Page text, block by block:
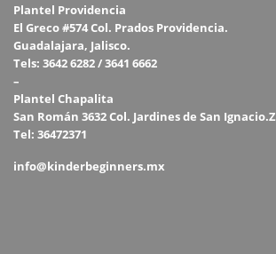
Plantel Providencia
El Greco #574 Col. Prados Providencia.
Guadalajara, Jalisco.
Tels: 3642 6282 / 3641 6662
–
Plantel Chapalita
San Román 3632 Col. Jardines de San
Tel: 36472371
info@kinderbeginners.mx